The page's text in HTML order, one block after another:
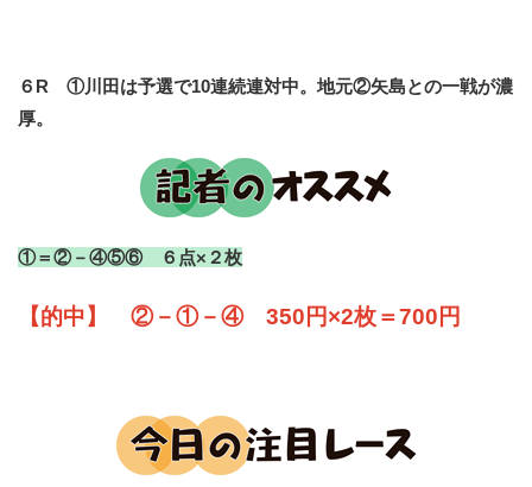
６R ①川田は予選で10連続連対中。地元②矢島との一戦が濃
厚。
①＝②－④⑤⑥ ６点×２枚
【的中】 ②－①－④ 350円×2枚＝700円